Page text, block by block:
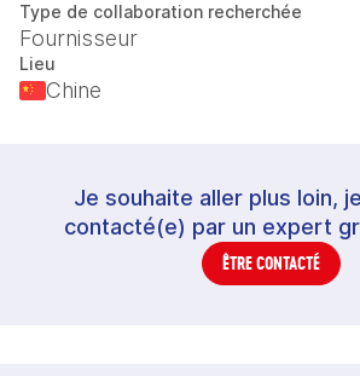
Type de collaboration recherchée
Fournisseur
Lieu
Chine
Je souhaite aller plus loin,
contacté(e) par un expert
ÊTRE CONTACTÉ